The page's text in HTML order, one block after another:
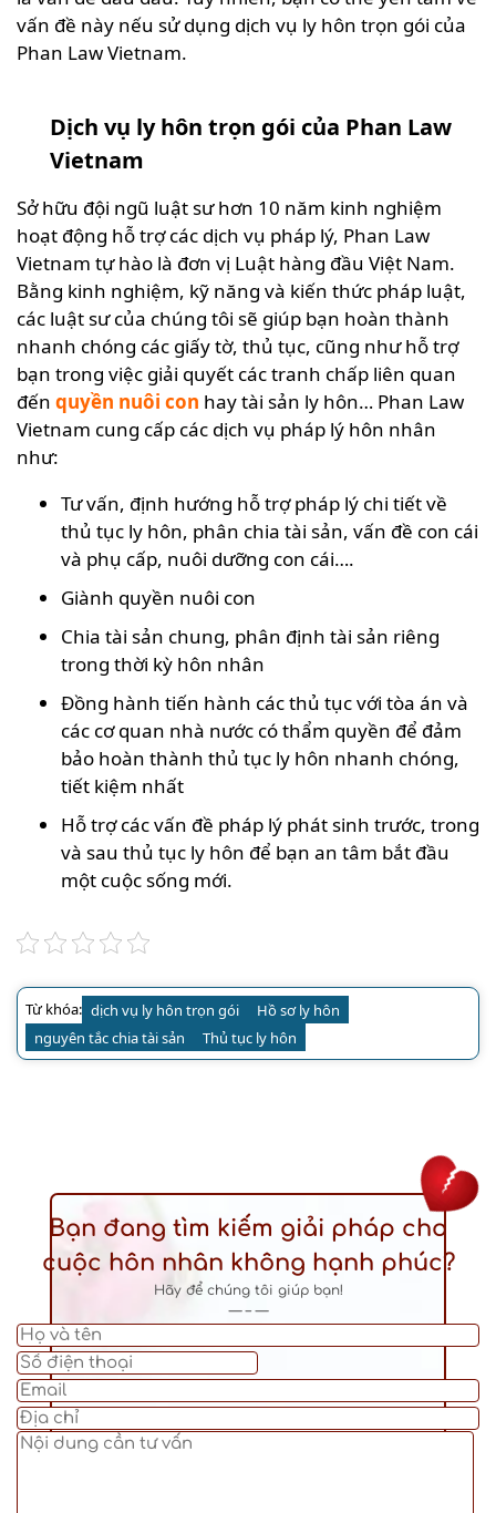
vấn đề này nếu sử dụng dịch vụ ly hôn trọn gói của
Phan Law Vietnam.
Dịch vụ ly hôn trọn gói của Phan Law
Vietnam
Sở hữu đội ngũ luật sư hơn 10 năm kinh nghiệm
hoạt động hỗ trợ các dịch vụ pháp lý, Phan Law
Vietnam tự hào là đơn vị Luật hàng đầu Việt Nam.
Bằng kinh nghiệm, kỹ năng và kiến thức pháp luật,
các luật sư của chúng tôi sẽ giúp bạn hoàn thành
nhanh chóng các giấy tờ, thủ tục, cũng như hỗ trợ
bạn trong việc giải quyết các tranh chấp liên quan
đến quyền nuôi con hay tài sản ly hôn… Phan Law
Vietnam cung cấp các dịch vụ pháp lý hôn nhân
như:
Tư vấn, định hướng hỗ trợ pháp lý chi tiết về
thủ tục ly hôn, phân chia tài sản, vấn đề con cái
và phụ cấp, nuôi dưỡng con cái….
Giành quyền nuôi con
Chia tài sản chung, phân định tài sản riêng
trong thời kỳ hôn nhân
Đồng hành tiến hành các thủ tục với tòa án và
các cơ quan nhà nước có thẩm quyền để đảm
bảo hoàn thành thủ tục ly hôn nhanh chóng,
tiết kiệm nhất
Hỗ trợ các vấn đề pháp lý phát sinh trước, trong
và sau thủ tục ly hôn để bạn an tâm bắt đầu
một cuộc sống mới.
Từ khóa: dịch vụ ly hôn trọn gói
Hồ sơ ly hôn
nguyên tắc chia tài sản
Thủ tục ly hôn
Bạn đang tìm kiếm giải pháp cho
cuộc hôn nhân không hạnh phúc?
Hãy để chúng tôi giúp bạn!
— – —